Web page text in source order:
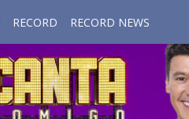
RECORD RECORD NEWS